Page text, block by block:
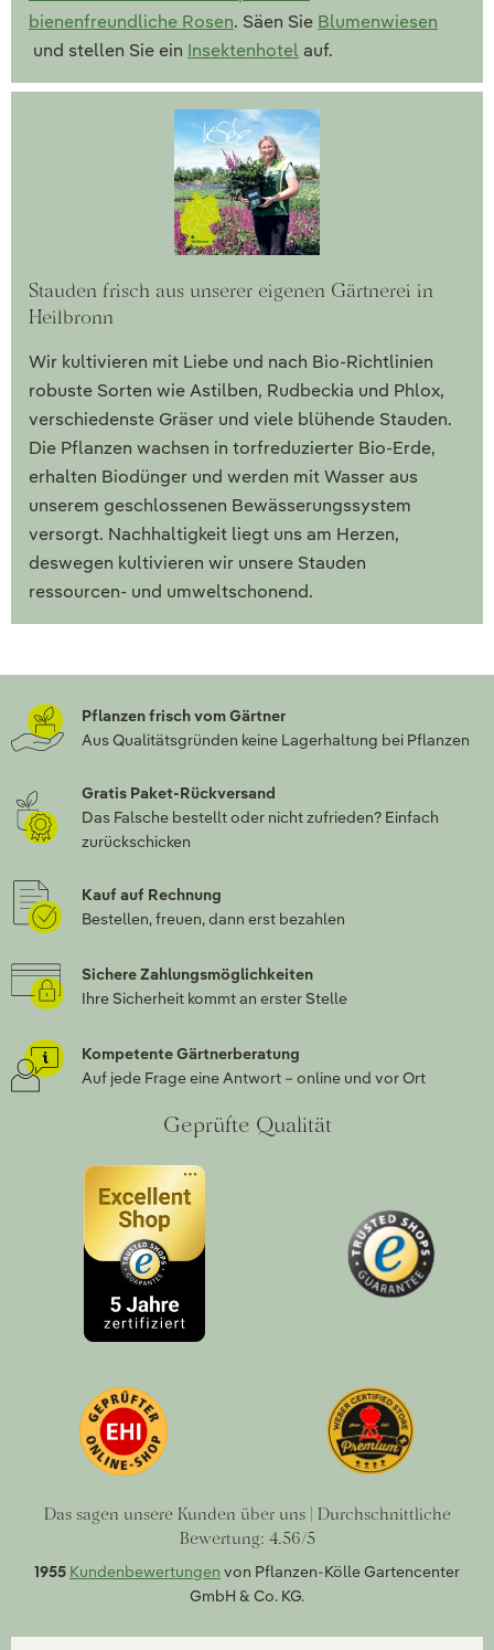
bienenfreundliche Rosen. Säen Sie Blumenwiesen
und stellen Sie ein Insektenhotel auf.
Stauden frisch aus unserer eigenen Gärtnerei in
Heilbronn
Wir kultivieren mit Liebe und nach Bio-Richtlinien
robuste Sorten wie Astilben, Rudbeckia und Phlox,
verschiedenste Gräser und viele blühende Stauden.
Die Pflanzen wachsen in torfreduzierter Bio-Erde,
erhalten Biodünger und werden mit Wasser aus
unserem geschlossenen Bewässerungssystem
versorgt. Nachhaltigkeit liegt uns am Herzen,
deswegen kultivieren wir unsere Stauden
ressourcen- und umweltschonend.
Pflanzen frisch vom Gärtner
Aus Qualitätsgründen keine Lagerhaltung bei Pflanzen
Gratis Paket-Rückversand
Das Falsche bestellt oder nicht zufrieden? Einfach
zurückschicken
Kauf auf Rechnung
Bestellen, freuen, dann erst bezahlen
Sichere Zahlungsmöglichkeiten
Ihre Sicherheit kommt an erster Stelle
Kompetente Gärtnerberatung
Auf jede Frage eine Antwort – online und vor Ort
Geprüfte Qualität
Das sagen unsere Kunden über uns | Durchschnittliche
Bewertung: 4.56/5
1955 Kundenbewertungen von Pflanzen-Kölle Gartencenter
GmbH & Co. KG.